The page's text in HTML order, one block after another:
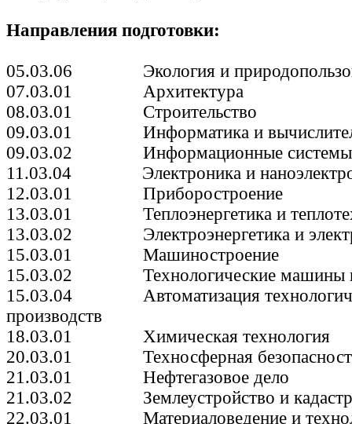
Направления подготовки:
05.03.06 Экология и
07.03.01 Архитектура
08.03.01 Строительство
09.03.01 Информатика и
09.03.02 Информационные системы и
11.03.04 Электроника и
12.03.01 Приборостроение
13.03.01 Теплоэнергетика и
13.03.02 Электроэнергетика и
15.03.01 Машиностроение
15.03.02 Технологические машины и
15.03.04 Автоматизация
производств
18.03.01 Химическая технология
20.03.01 Техносферная
21.03.01 Нефтегазовое дело
21.03.02 Землеустройство и
22.03.01 Материаловедение и